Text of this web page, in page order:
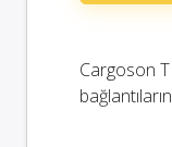
Cargoson